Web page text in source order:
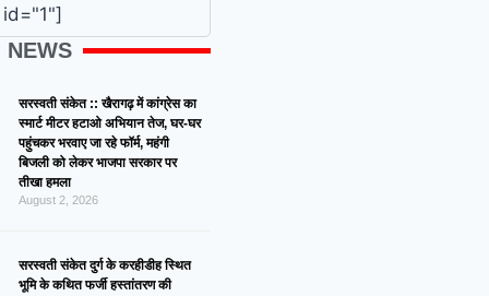
NEWS
सरस्वती संकेत :: खैरागढ़ में कांग्रेस का
स्मार्ट मीटर हटाओ अभियान तेज, घर-घर
पहुंचकर भरवाए जा रहे फॉर्म, महंगी
बिजली को लेकर भाजपा सरकार पर
तीखा हमला
August 2, 2026
सरस्वती संकेत दुर्ग के करहीडीह स्थित
भूमि के कथित फर्जी हस्तांतरण की